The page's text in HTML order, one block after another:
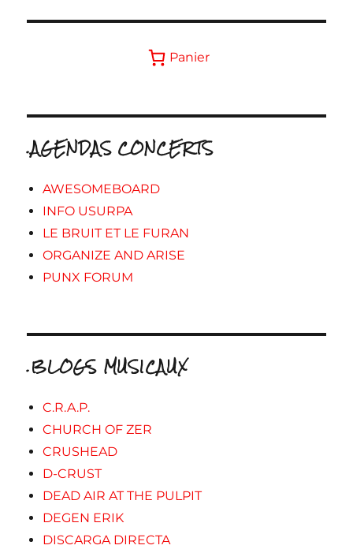
Panier
.AGENDAS CONCERTS
AWESOMEBOARD
INFO USURPA
LE BRUIT ET LE FURAN
ORGANIZE AND ARISE
PUNX FORUM
.BLOGS MUSICAUX
C.R.A.P.
CHURCH OF ZER
CRUSHEAD
D-CRUST
DEAD AIR AT THE PULPIT
DEGEN ERIK
DISCARGA DIRECTA